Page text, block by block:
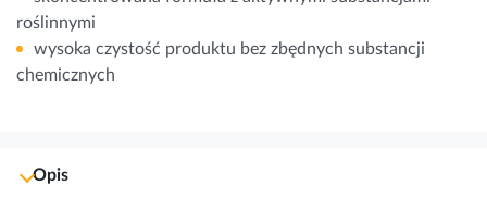
roślinnymi
wysoka czystość produktu bez zbędnych substancji
chemicznych
Opis